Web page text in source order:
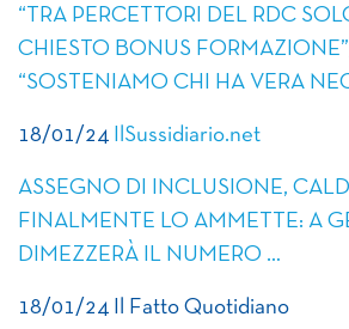
“TRA PERCETTORI DEL RDC
CHIESTO BONUS
“SOSTENIAMO CHI HA VERA
18/01/24 IlSussidiario.net
ASSEGNO DI INCLUSIONE,
FINALMENTE LO AMMETTE: A
DIMEZZERÀ IL NUMERO …
18/01/24 Il Fatto Quotidiano